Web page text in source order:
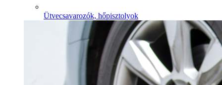
Ütvecsavarozók, hőpisztolyok